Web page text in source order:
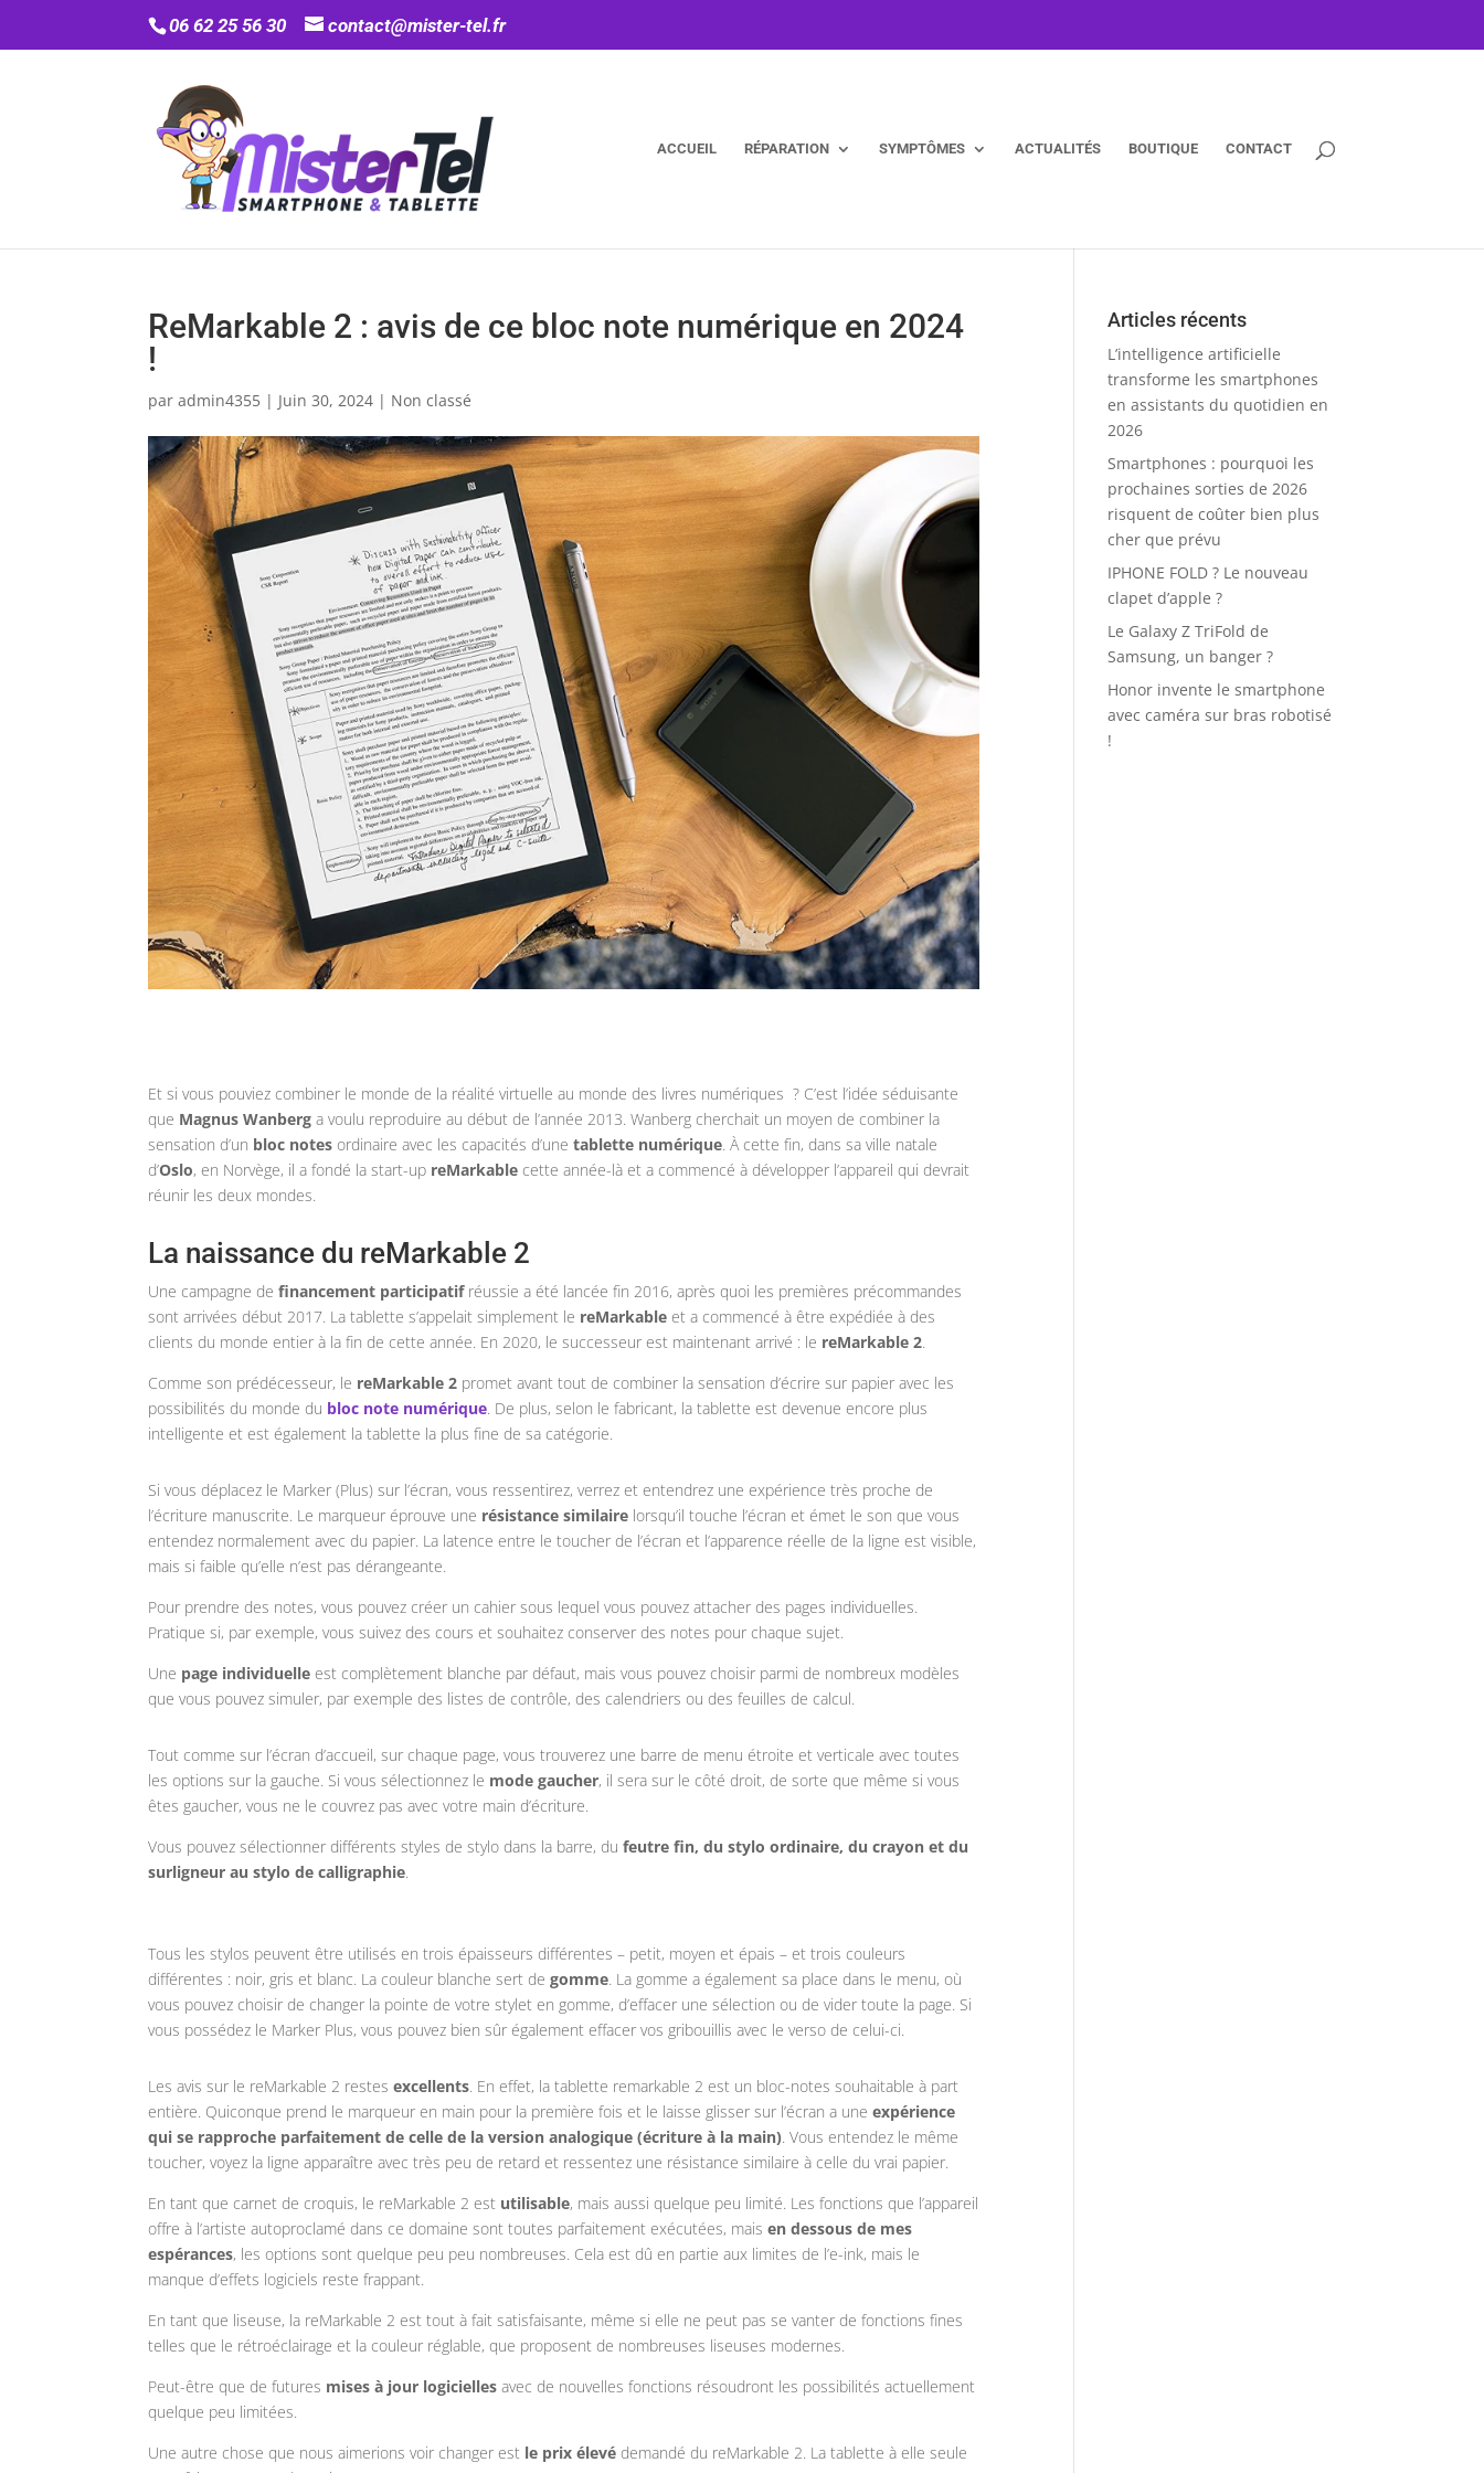
06 62 25 56 30 contact@mister-tel.fr
ACCUEIL RÉPARATION SYMPTÔMES ACTUALITÉS BOUTIQUE CONTACT
ReMarkable 2 : avis de ce bloc note numérique en 2024
!
paradmin4355 | Juin 30, 2024 | Non classé
Et si vous pouviez combiner le monde de la réalité virtuelle au monde des livres numériques ? C’est l’idée séduisante
que Magnus Wanberg a voulu reproduire au début de l’année 2013. Wanberg cherchait un moyen de combiner la
sensation d’un bloc notes ordinaire avec les capacités d’unetablette numérique. À cette fin, dans sa ville natale
d’Oslo, en Norvège, il a fondé la start-up reMarkable cette année-là et a commencé à développer l’appareil qui devrait
réunir les deux mondes.
La naissance du reMarkable 2
Une campagne definancement participatifréussie a été lancée fin 2016, après quoi les premières précommandes
sont arrivées début 2017. La tablette s’appelait simplement le reMarkable et a commencé à être expédiée à des
clients du monde entier à la fin de cette année. En 2020, le successeur est maintenant arrivé : le reMarkable 2.
Comme son prédécesseur, le reMarkable 2 promet avant tout de combiner la sensation d’écrire sur papier avec les
possibilités du monde du bloc note numérique. De plus, selon le fabricant, la tablette est devenue encore plus
intelligente et est également la tablette la plus fine de sa catégorie.
Si vous déplacez le Marker (Plus) sur l’écran, vous ressentirez, verrez et entendrez une expérience très proche de
l’écriture manuscrite. Le marqueur éprouve une résistance similaire lorsqu’il touche l’écran et émet le son que vous
entendez normalement avec du papier. La latence entre le toucher de l’écran et l’apparence réelle de la ligne est visible,
mais si faible qu’elle n’est pas dérangeante.
Pour prendre des notes, vous pouvez créer un cahier sous lequel vous pouvez attacher des pages individuelles.
Pratique si, par exemple, vous suivez des cours et souhaitez conserver des notes pour chaque sujet.
Une page individuelle est complètement blanche par défaut, mais vous pouvez choisir parmi de nombreux modèles
que vous pouvez simuler, par exemple des listes de contrôle, des calendriers ou des feuilles de calcul.
Tout comme sur l’écran d’accueil, sur chaque page, vous trouverez une barre de menu étroite et verticale avec toutes
les options sur la gauche. Si vous sélectionnez le mode gaucher, il sera sur le côté droit, de sorte que même si vous
êtes gaucher, vous ne le couvrez pas avec votre main d’écriture.
Vous pouvez sélectionner différents styles de stylo dans la barre, dufeutre fin, du stylo ordinaire, du crayon et du
surligneur au stylo de calligraphie.
Tous les stylos peuvent être utilisés en trois épaisseurs différentes – petit, moyen et épais – et trois couleurs
différentes : noir, gris et blanc. La couleur blanche sert degomme. La gomme a également sa place dans le menu, où
vous pouvez choisir de changer la pointe de votre stylet en gomme, d’effacer une sélection ou de vider toute la page. Si
vous possédez le Marker Plus, vous pouvez bien sûr également effacer vos gribouillis avec le verso de celui-ci.
Les avis sur le reMarkable 2 restesexcellents. En effet, la tablette remarkable 2 est un bloc-notes souhaitable à part
entière. Quiconque prend le marqueur en main pour la première fois et le laisse glisser sur l’écran a uneexpérience
qui se rapproche parfaitement de celle de la version analogique (écriture à la main). Vous entendez le même
toucher, voyez la ligne apparaître avec très peu de retard et ressentez une résistance similaire à celle du vrai papier.
En tant que carnet de croquis, le reMarkable 2 est utilisable, mais aussi quelque peu limité. Les fonctions que l’appareil
offre à l’artiste autoproclamé dans ce domaine sont toutes parfaitement exécutées, maisen dessous de mes
espérances, les options sont quelque peu peu nombreuses. Cela est dû en partie aux limites de l’e-ink, mais le
manque d’effets logiciels reste frappant.
En tant que liseuse, la reMarkable 2 est tout à fait satisfaisante, même si elle ne peut pas se vanter de fonctions fines
telles que le rétroéclairage et la couleur réglable, que proposent de nombreuses liseuses modernes.
Peut-être que de futures mises à jour logicielles avec de nouvelles fonctions résoudront les possibilités actuellement
quelque peu limitées.
Une autre chose que nous aimerions voir changer est le prix élevé demandé du reMarkable 2. La tablette à elle seule
Articles récents
L’intelligence artificielle
transforme les smartphones
en assistants du quotidien en
2026
Smartphones : pourquoi les
prochaines sorties de 2026
risquent de coûter bien plus
cher que prévu
IPHONE FOLD ? Le nouveau
clapet d’apple ?
Le Galaxy Z TriFold de
Samsung, un banger ?
Honor invente le smartphone
avec caméra sur bras robotisé
!